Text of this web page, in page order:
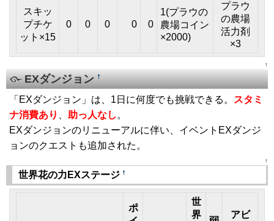
スキッ
プチケ
ット×15
0 0 0 0 0
1(プラウの
農場コイン
×2000)
プラウ
の農場
活力剤
×3
↑
EXダンジョン†
「EXダンジョン」は、1日に何度でも挑戦できる。 スタミ
ナ消費あり 、 助っ人なし。
EXダンジョンのリニューアルに伴い、イベントEXダンジ
ョンのクエストも追加された。
↑
世界花の力EXステージ †
ポ
世
界
アビ